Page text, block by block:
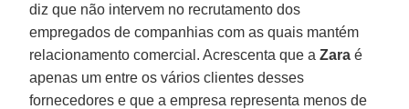
diz que não intervem no recrutamento dos
empregados de companhias com as quais mantém
relacionamento comercial. Acrescenta que aZara é
apenas um entre os vários clientes desses
fornecedores e que a empresa representa menos de